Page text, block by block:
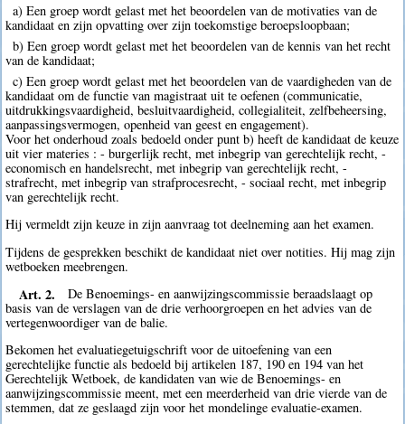
a) Een groep wordt gelast met het beoordelen van de motivaties van de
kandidaat en zijn opvatting over zijn toekomstige beroepsloopbaan;
b) Een groep wordt gelast met het beoordelen van de kennis van het recht
van de kandidaat;
c) Een groep wordt gelast met het beoordelen van de vaardigheden van de
kandidaat om de functie van magistraat uit te oefenen (communicatie,
uitdrukkingsvaardigheid, besluitvaardigheid, collegialiteit, zelfbeheersing,
aanpassingsvermogen, openheid van geest en engagement).
Voor het onderhoud zoals bedoeld onder punt b) heeft de kandidaat de keuze
uit vier materies : - burgerlijk recht, met inbegrip van gerechtelijk recht, -
economisch en handelsrecht, met inbegrip van gerechtelijk recht, -
strafrecht, met inbegrip van strafprocesrecht, - sociaal recht, met inbegrip
van gerechtelijk recht.
Hij vermeldt zijn keuze in zijn aanvraag tot deelneming aan het examen.
Tijdens de gesprekken beschikt de kandidaat niet over notities. Hij mag zijn
wetboeken meebrengen.
Art. 2.
De Benoemings- en aanwijzingscommissie beraadslaagt op
basis van de verslagen van de drie verhoorgroepen en het advies van de
vertegenwoordiger van de balie.
Bekomen het evaluatiegetuigschrift voor de uitoefening van een
gerechtelijke functie als bedoeld bij artikelen 187, 190 en 194 van het
Gerechtelijk Wetboek, de kandidaten van wie de Benoemings- en
aanwijzingscommissie meent, met een meerderheid van drie vierde van de
stemmen, dat ze geslaagd zijn voor het mondelinge evaluatie-examen.